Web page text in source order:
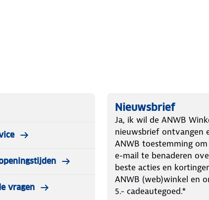
vragen
Nieuwsbrief
Ja, ik wil de ANWB
nieuwsbrief ontvangen
ANWB toestemming
e-mail te benaderen
beste acties en
ANWB (web)winkel en
5.- cadeautegoed.*